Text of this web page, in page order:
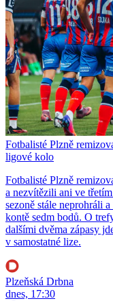
Fotbalisté Plzně
ligové kolo
Fotbalisté Plzně
a nezvítězili ani ve
sezoně stále neprohráli
kontě sedm bodů. O
dalšími dvěma zápasy
v samostatné lize.
Plzeňská Drbna
dnes, 17:30